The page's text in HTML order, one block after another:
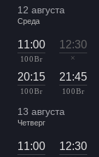
12 августа
Среда
11:00
100 Br
12:30
×
20:15
100 Br
21:45
100 Br
13 августа
Четверг
11:00 12:30